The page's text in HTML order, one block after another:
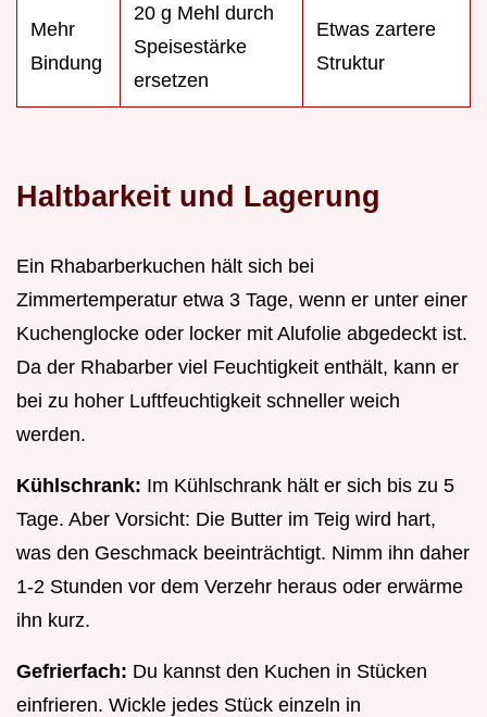
Mehr
Bindung
20 g Mehl durch
Speisestärke
ersetzen
Etwas zartere
Struktur
Haltbarkeit und Lagerung
Ein Rhabarberkuchen hält sich bei
Zimmertemperatur etwa 3 Tage, wenn er unter einer
Kuchenglocke oder locker mit Alufolie abgedeckt ist.
Da der Rhabarber viel Feuchtigkeit enthält, kann er
bei zu hoher Luftfeuchtigkeit schneller weich
werden.
Kühlschrank: Im Kühlschrank hält er sich bis zu 5
Tage. Aber Vorsicht: Die Butter im Teig wird hart,
was den Geschmack beeinträchtigt. Nimm ihn daher
1-2 Stunden vor dem Verzehr heraus oder erwärme
ihn kurz.
Gefrierfach: Du kannst den Kuchen in Stücken
einfrieren. Wickle jedes Stück einzeln in